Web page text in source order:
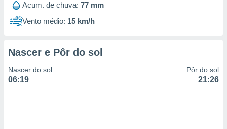
Acum. de chuva: 77 mm
Vento médio: 15 km/h
Nascer e Pôr do sol
Nascer do sol
06:19
Pôr do sol
21:26